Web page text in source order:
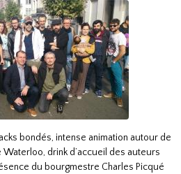
bondés, intense animation autour de
drink d’accueil des auteurs
du bourgmestre Charles Picqué